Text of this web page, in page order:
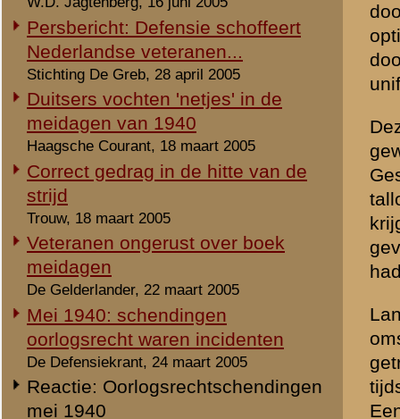
Checkpoint, april 2005
'Historici van Defensie schofferen
veteranen'
Haagsche Courant, 3 mei 2005
Tweede Slag om de Grebbeberg
Haagsche Courant, 13 mei 2005
'Met verontwaardiging kom je niet
verder'
Checkpoint, mei 2005
'De praktijk van het slagveld is
anders'
Checkpoint, juni 2005
Boek 'Mei 1940 De strijd op
Nederlands grondgebied' (2005, 2e
druk)
Commentaar bij de tweede druk
W.D. Jagtenberg, 5 augustus 2005
Kritiek op hoofdstuk 11: De proef op
de som
Allert M.A. Goossens, 22 augustus 2005
Fantasieën in de tweede druk...
W.D. Jagtenberg, 19 oktober 2005
Kamphuis & Amersfoort
W.D. Jagtenberg, 31 december 2005
ondergeschiktheid te
dat het in het specifieke
«Mei 1940: schendingen